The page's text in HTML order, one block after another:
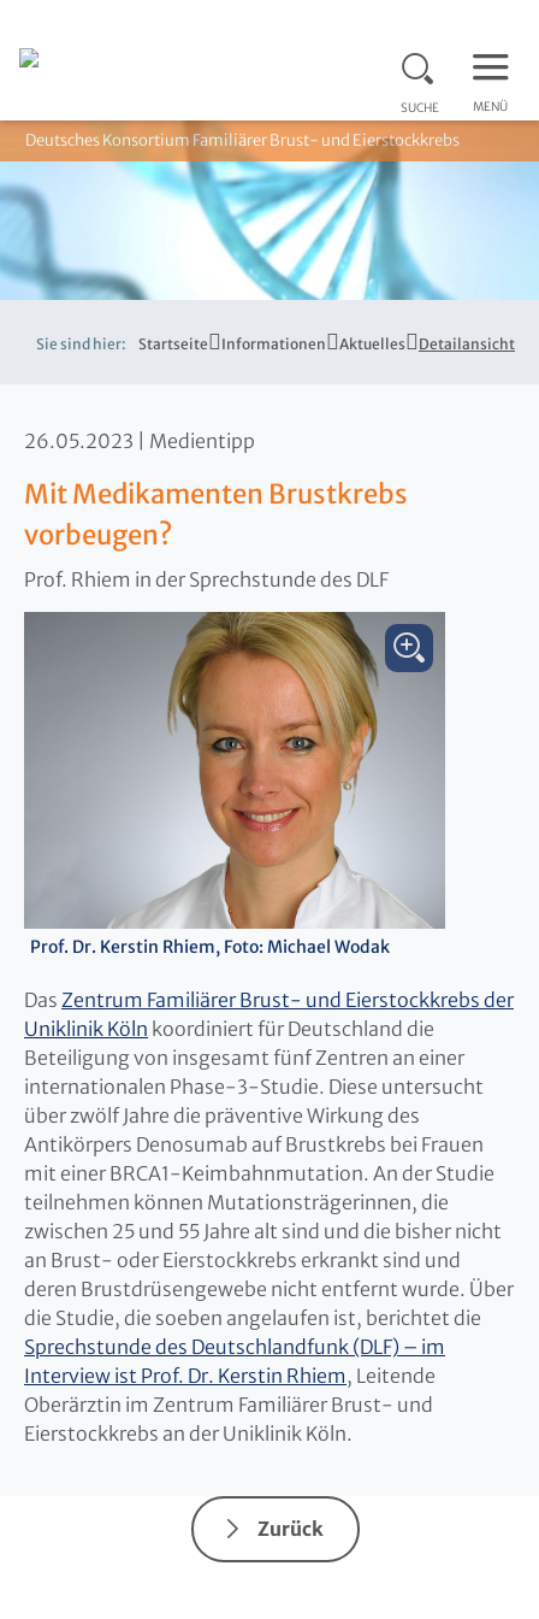
SUCHE MENÜ
Deutsches Konsortium Familiärer Brust- und Eierstockkrebs
Sie sind hier: Startseite Informationen Aktuelles Detailansicht
26.05.2023 Medientipp
Mit Medikamenten Brustkrebs
vorbeugen?
Prof. Rhiem in der Sprechstunde des DLF
Prof. Dr. Kerstin Rhiem, Foto: Michael Wodak
Das Zentrum Familiärer Brust- und Eierstockkrebs der
Uniklinik Köln koordiniert für Deutschland die
Beteiligung von insgesamt fünf Zentren an einer
internationalen Phase-3-Studie. Diese untersucht
über zwölf Jahre die präventive Wirkung des
Antikörpers Denosumab auf Brustkrebs bei Frauen
mit einer BRCA1-Keimbahnmutation. An der Studie
teilnehmen können Mutationsträgerinnen, die
zwischen 25 und 55 Jahre alt sind und die bisher nicht
an Brust- oder Eierstockkrebs erkrankt sind und
deren Brustdrüsengewebe nicht entfernt wurde. Über
die Studie, die soeben angelaufen ist, berichtet die
Sprechstunde des Deutschlandfunk (DLF) – im
Interview ist Prof. Dr. Kerstin Rhiem, Leitende
Oberärztin im Zentrum Familiärer Brust- und
Eierstockkrebs an der Uniklinik Köln.
Zurück